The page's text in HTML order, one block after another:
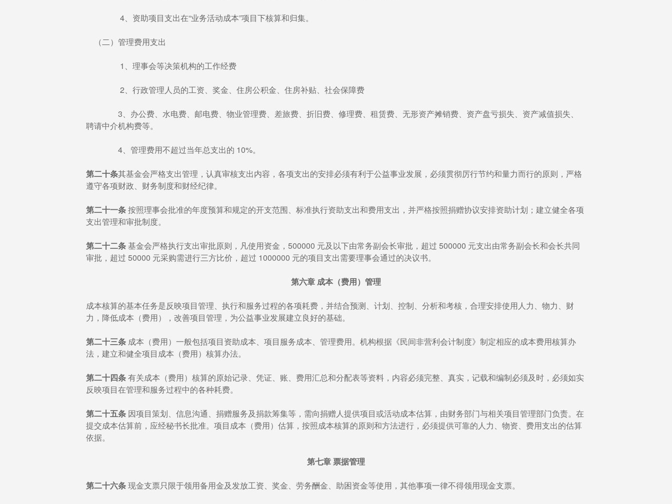
4、资助项目支出在“业务活动成本”项目下核算和归集。
（二）管理费用支出
1、理事会等决策机构的工作经费
2、行政管理人员的工资、奖金、住房公积金、住房补贴、社会保障费
3、办公费、水电费、邮电费、物业管理费、差旅费、折旧费、修理费、租赁费、无形资产摊销费、资产盘亏损失、资产减值损失、
聘请中介机构费等。
4、管理费用不超过当年总支出的 10%。
第二十条其基金会严格支出管理，认真审核支出内容，各项支出的安排必须有利于公益事业发展，必须贯彻厉行节约和量力而行的原则，严格
遵守各项财政、财务制度和财经纪律。
第二十一条按照理事会批准的年度预算和规定的开支范围、标准执行资助支出和费用支出，并严格按照捐赠协议安排资助计划；建立健全各项
支出管理和审批制度。
第二十二条基金会严格执行支出审批原则，凡使用资金，500000 元及以下由常务副会长审批，超过 500000 元支出由常务副会长和会长共同
审批，超过 50000 元采购需进行三方比价，超过 1000000 元的项目支出需要理事会通过的决议书。
第六章 成本（费用）管理
成本核算的基本任务是反映项目管理、执行和服务过程的各项耗费，并结合预测、计划、控制、分析和考核，合理安排使用人力、物力、财
力，降低成本（费用），改善项目管理，为公益事业发展建立良好的基础。
第二十三条 成本（费用）一般包括项目资助成本、项目服务成本、管理费用。机构根据《民间非营利会计制度》制定相应的成本费用核算办
法，建立和健全项目成本（费用）核算办法。
第二十四条有关成本（费用）核算的原始记录、凭证、账、费用汇总和分配表等资料，内容必须完整、真实，记载和编制必须及时，必须如实
反映项目在管理和服务过程中的各种耗费。
第二十五条 因项目策划、信息沟通、捐赠服务及捐款筹集等，需向捐赠人提供项目或活动成本估算，由财务部门与相关项目管理部门负责。在
提交成本估算前，应经秘书长批准。项目成本（费用）估算，按照成本核算的原则和方法进行，必须提供可靠的人力、物资、费用支出的估算
依据。
第七章 票据管理
第二十六条现金支票只限于领用备用金及发放工资、奖金、劳务酬金、助困资金等使用，其他事项一律不得领用现金支票。